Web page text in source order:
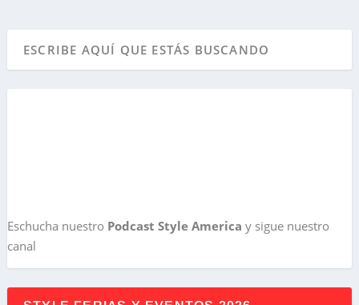
Eschucha nuestro Podcast Style America y sigue nuestro
canal